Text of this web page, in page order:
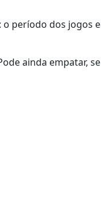
o período dos jogos
ainda empatar,